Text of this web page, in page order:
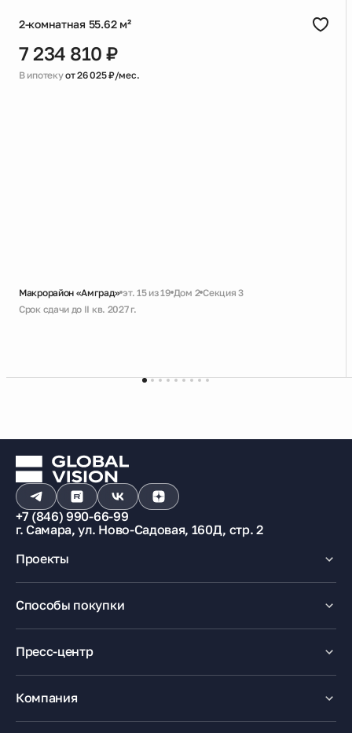
2-комнатная 55.62 м²
7 234 810 ₽
В ипотекуот 26 025 ₽/мес.
Макрорайон «Амград» эт. 15 из 19 Дом 2 Секция 3
Срок сдачи до II кв. 2027 г.
+7 (846) 990-66-99
г. Самара, ул. Ново-Садовая, 160Д, стр. 2
Проекты
Способы покупки
Ипотека
Рассрочка
Маткапитал
Trade-In
Пресс-центр
Акции
Компания